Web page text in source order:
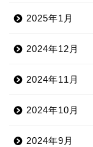
2025年1月
2024年12月
2024年11月
2024年10月
2024年9月